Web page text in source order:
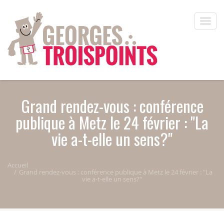
Toggle
Grand rendez-vous : conférence
publique à Metz le 24 février : "La
vie a-t-elle un sens?"
Accueil
Grand rendez-vous : conférence publique à Metz le 24 février : "La
vie a-t-elle un sens?"